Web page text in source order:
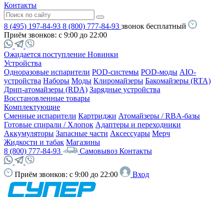
Контакты
8 (495) 197-84-93 8 (800) 777-84-93 звонок бесплатный
Приём звонков: с 9:00 до 22:00
Ожидается поступление Новинки
Устройства
Одноразовые испарители POD-системы POD-моды AIO-
устройства Наборы Моды Клиромайзеры Бакомайзеры (RTA)
Дрип-атомайзеры (RDA) Зарядные устройства
Восстановленные товары
Комплектующие
Сменные испарители Картриджи Атомайзеры / RBA-базы
Готовые спирали / Хлопок Адаптеры и переходники
Аккумуляторы Запасные части Аксессуары Мерч
Жидкости и табак Магазины
8 (800) 777-84-93
Самовывоз Контакты
Приём звонков: с 9:00 до 22:00 Вход